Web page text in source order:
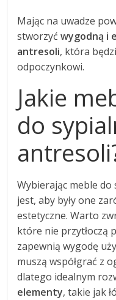
Mając na uwadze
stworzyćwygodną i
antresoli, która
odpoczynkowi.
Jakie
do
Wybierając meble
jest, aby były one
estetyczne. Warto
które nie przytłoczą
zapewnią wygodę
muszą współgrać z
dlatego idealnym
elementy, takie jak